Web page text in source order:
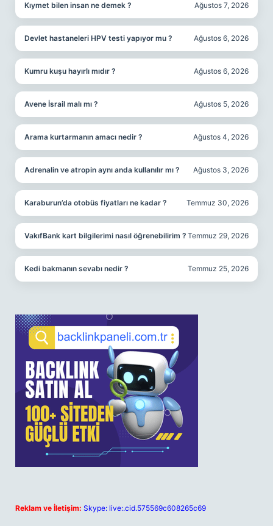
Kıymet bilen insan ne demek ? Ağustos 7, 2026
Devlet hastaneleri HPV testi yapıyor mu ? Ağustos 6, 2026
Kumru kuşu hayırlı mıdır ? Ağustos 6, 2026
Avene İsrail malı mı ? Ağustos 5, 2026
Arama kurtarmanın amacı nedir ? Ağustos 4, 2026
Adrenalin ve atropin aynı anda kullanılır mı ? Ağustos 3, 2026
Karaburun’da otobüs fiyatları ne kadar ? Temmuz 30, 2026
VakıfBank kart bilgilerimi nasıl öğrenebilirim ? Temmuz 29, 2026
Kedi bakmanın sevabı nedir ? Temmuz 25, 2026
Reklam ve İletişim: Skype: live:.cid.575569c608265c69